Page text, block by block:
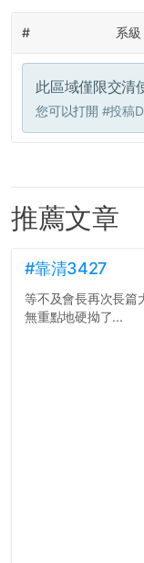
# 系級
此區域僅限交清
您可以打開 #投稿
推薦文章
#靠清3427
等不及會長再次長篇
無重點地硬拗了...